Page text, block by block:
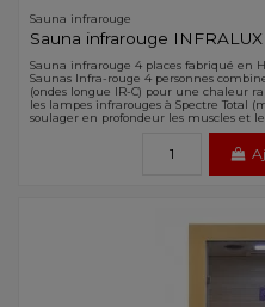
Sauna infrarouge
Sauna infrarouge
Sauna infrarouge 4 places fabriqué en
Saunas Infra-rouge 4 personnes
(ondes longue IR-C) pour une chaleur
les lampes infrarouges à Spectre Total
soulager en profondeur les muscles et